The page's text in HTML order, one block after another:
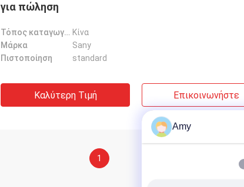
για πώληση
Τόπος καταγωγής Κίνα
Μάρκα
Sany
Πιστοποίηση
standard
Καλύτερη Τιμή Επικοινωνήστε
1
Amy